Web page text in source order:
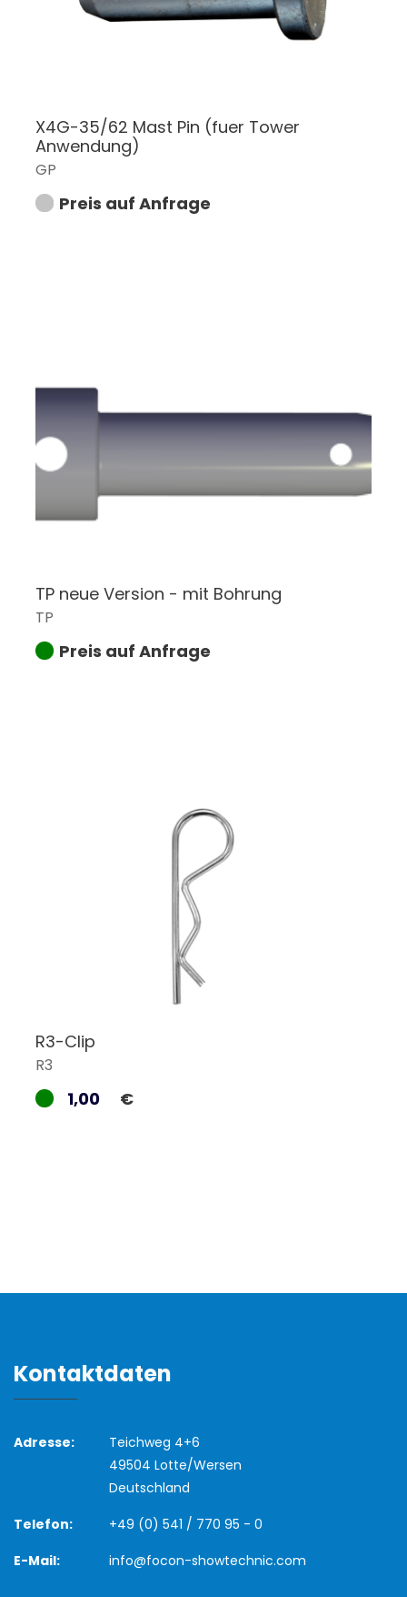
X4G-35/62 Mast Pin (fuer Tower
Anwendung)
GP
Preis auf Anfrage
TP neue Version - mit Bohrung
TP
Preis auf Anfrage
R3-Clip
R3
1,00 €
Kontaktdaten
Adresse:
Teichweg 4+6
49504 Lotte/Wersen
Deutschland
Telefon:
+49 (0) 541 / 770 95 - 0
E-Mail:
info@focon-showtechnic.com